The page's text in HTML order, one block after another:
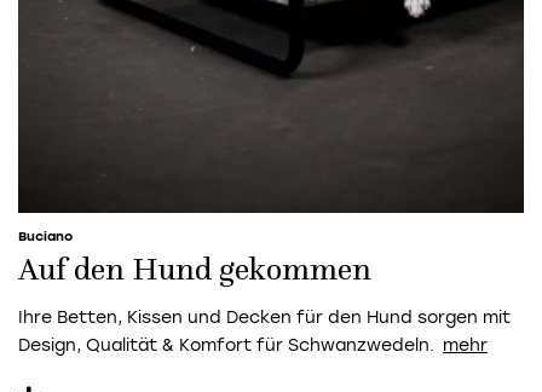
Buciano
Auf den Hund gekommen
Ihre Betten, Kissen und Decken für den Hund sorgen mit
Design, Qualität & Komfort für Schwanzwedeln.